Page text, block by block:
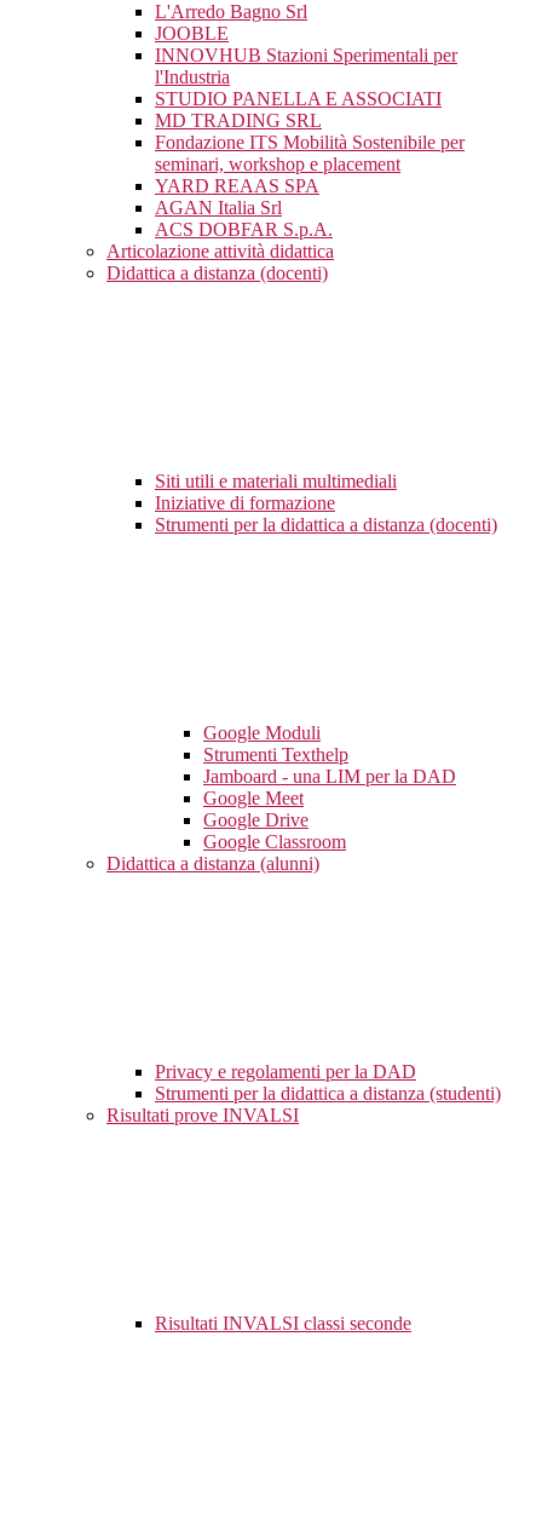
L'Arredo Bagno Srl
JOOBLE
INNOVHUB Stazioni Sperimentali per
l'Industria
STUDIO PANELLA E ASSOCIATI
MD TRADING SRL
Fondazione ITS Mobilità Sostenibile per
seminari, workshop e placement
YARD REAAS SPA
AGAN Italia Srl
ACS DOBFAR S.p.A.
Articolazione attività didattica
Didattica a distanza (docenti)
Siti utili e materiali multimediali
Iniziative di formazione
Strumenti per la didattica a distanza (docenti)
Google Moduli
Strumenti Texthelp
Jamboard - una LIM per la DAD
Google Meet
Google Drive
Google Classroom
Didattica a distanza (alunni)
Privacy e regolamenti per la DAD
Strumenti per la didattica a distanza (studenti)
Risultati prove INVALSI
Risultati INVALSI classi seconde